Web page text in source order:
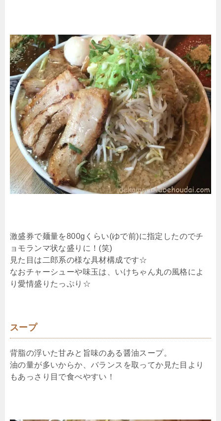
激盛券で麺量を800gくらい(ゆで前)に指定したのでチ
ョモランマ状な盛りに！(笑)
見た目は二郎系の様な具材構成です☆
なおチャーシューや味玉は、いけちゃん丸の風格によ
り愛情盛りたっぷり☆
スープ
背脂の浮いた甘みと旨味のある醤油スープ。
油の量が多いからか、バランスを取ってか見た目より
もあっさり目で食べやすい！